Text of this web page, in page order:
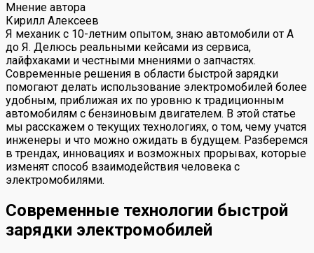
Мнение автора
Кирилл Алексеев
Я механик с 10-летним опытом, знаю автомобили от А
до Я. Делюсь реальными кейсами из сервиса,
лайфхаками и честными мнениями о запчастях.
Современные решения в области быстрой зарядки
помогают делать использование электромобилей более
удобным, приближая их по уровню к традиционным
автомобилям с бензиновым двигателем. В этой статье
мы расскажем о текущих технологиях, о том, чему учатся
инженеры и что можно ожидать в будущем. Разберемся
в трендах, инновациях и возможных прорывах, которые
изменят способ взаимодействия человека с
электромобилями.
Современные технологии быстрой
зарядки электромобилей